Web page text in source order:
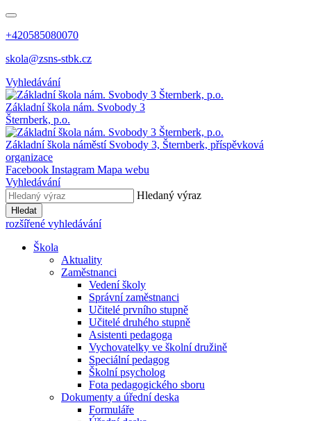
+420585080070
skola@zsns-stbk.cz
Vyhledávání
Základní škola nám. Svobody 3
Šternberk, p.o.
Základní škola náměstí Svobody 3, Šternberk, příspěvková
organizace
Facebook Instagram Mapa webu
Vyhledávání
Hledaný výraz
Hledat
rozšířené vyhledávání
Škola
Aktuality
Zaměstnanci
Vedení školy
Správní zaměstnanci
Učitelé prvního stupně
Učitelé druhého stupně
Asistenti pedagoga
Vychovatelky ve školní družině
Speciální pedagog
Školní psycholog
Fota pedagogického sboru
Dokumenty a úřední deska
Formuláře